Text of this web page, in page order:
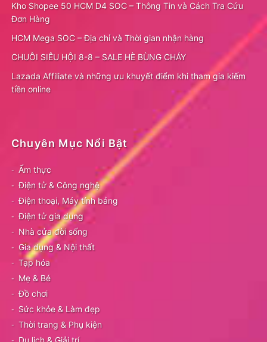
Kho Shopee 50 HCM D4 SOC – Thông Tin và Cách Tra Cứu
Đơn Hàng
HCM Mega SOC – Địa chỉ và Thời gian nhận hàng
CHUỖI SIÊU HỘI 8-8 – SALE HÈ BÙNG CHÁY
Lazada Affiliate và những ưu khuyết điểm khi tham gia kiếm
tiền online
Chuyên Mục Nổi Bật
Ẩm thực
Điện tử & Công nghệ
Điện thoại, Máy tính bảng
Điện tử gia dụng
Nhà cửa đời sống
Gia dụng & Nội thất
Tạp hóa
Mẹ & Bé
Đồ chơi
Sức khỏe & Làm đẹp
Thời trang & Phụ kiện
Du lịch & Giải trí